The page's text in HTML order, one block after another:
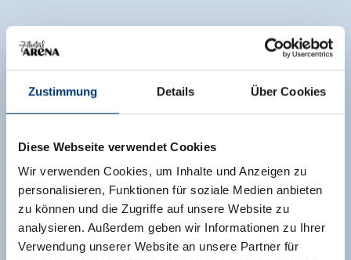
Zustimmung Details Über Cookies
Diese Webseite verwendet Cookies
Wir verwenden Cookies, um Inhalte und Anzeigen zu
personalisieren, Funktionen für soziale Medien anbieten
zu können und die Zugriffe auf unsere Website zu
analysieren. Außerdem geben wir Informationen zu Ihrer
Verwendung unserer Website an unsere Partner für